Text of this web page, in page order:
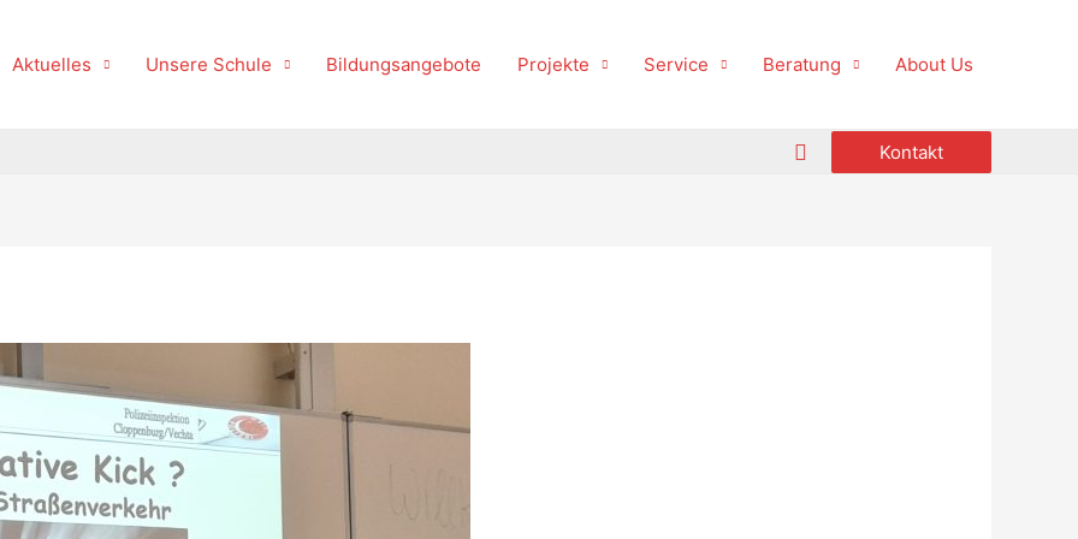
Aktuelles Unsere Schule Bildungsangebote Projekte Service Beratung About Us
Suche Kontakt